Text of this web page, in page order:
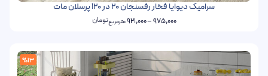
سرامیک دیوایا فخار رفسنجان 20 در 120 پرسلان مات
975,000
–
921,000مترمربعتومان
%13